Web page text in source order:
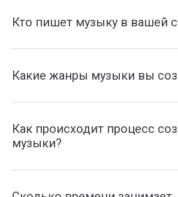
Кто пишет музыку в вашей
Какие жанры музыки вы
Как происходит процесс
музыки?